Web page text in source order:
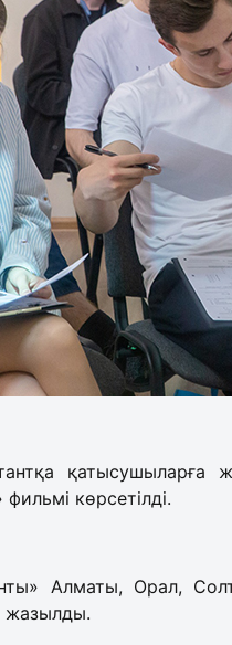
қатысушыларға
көрсетілді.
Алматы, Орал,
жазылды.